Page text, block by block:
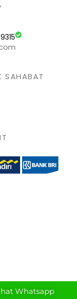
SAHABAT
Whatsapp